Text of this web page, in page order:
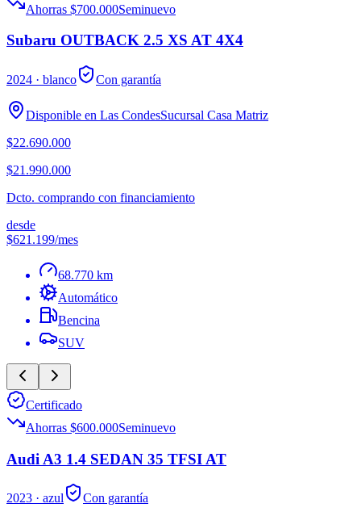
Ahorras $700.000Seminuevo
Subaru OUTBACK 2.5 XS AT 4X4
2024 · blanco Con garantía
Disponible en Las CondesSucursal Casa Matriz
$22.690.000
$21.990.000
Dcto. comprando con financiamiento
desde
$621.199/mes
68.770 km
Automático
Bencina
SUV
Certificado
Ahorras $600.000Seminuevo
Audi A3 1.4 SEDAN 35 TFSI AT
2023 · azul Con garantía